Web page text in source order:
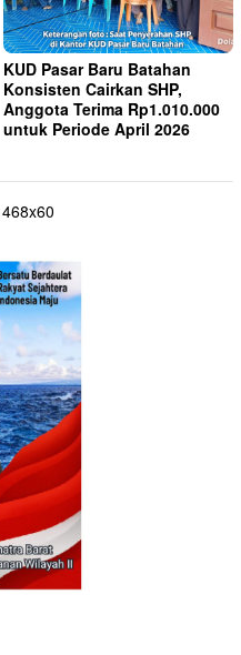
KUD Pasar Baru Batahan
Konsisten Cairkan SHP,
Anggota Terima Rp1.010.000
untuk Periode April 2026